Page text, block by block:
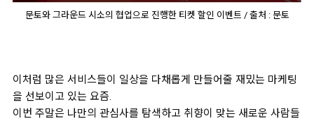
문토와 그라운드 시소의 협업으로 진행한 티켓 할인 이벤트 / 출처 : 문토
이처럼 많은 서비스들이 일상을 다채롭게 만들어줄 재밌는 마케팅
을 선보이고 있는 요즘.
이번 주말은 나만의 관심사를 탐색하고 취향이 맞는 새로운 사람들